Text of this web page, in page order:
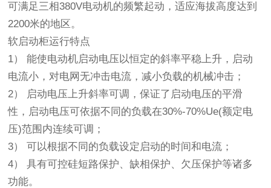
可满足三相380V电动机的频繁起动，适应海拔高度达到
2200米的地区。
软启动柜运行特点
1） 能使电动机启动电压以恒定的斜率平稳上升，启动
电流小，对电网无冲击电流，减小负载的机械冲击；
2） 启动电压上升斜率可调，保证了启动电压的平滑
性，启动电压可依据不同的负载在30%-70%Ue(额定电
压)范围内连续可调；
3） 可以根据不同的负载设定启动的时间和电流；
4） 具有可控硅短路保护、缺相保护、欠压保护等诸多
功能。